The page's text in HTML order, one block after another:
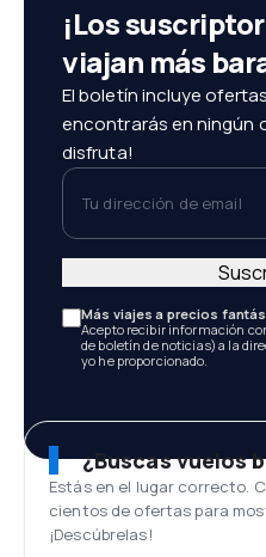
¡Los
viajan más
El boletín incluye
encontrarás en ningún
disfruta!
Tu dirección de email
Más viajes a precios
Acepto recibir información
de boletín de noticias) a la
yo he proporcionado.
¿Buscas vuelos
Estás en el lugar correcto.
cientos de ofertas para
¡Descúbrelas!